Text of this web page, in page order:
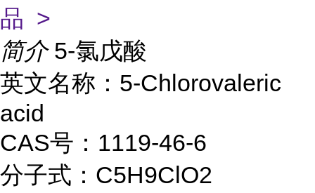
品 >
简介 5-氯戊酸
英文名称：5-Chlorovaleric
acid
CAS号：1119-46-6
分子式：C5H9ClO2